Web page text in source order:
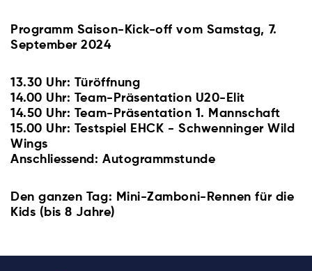
Programm Saison-Kick-off vom Samstag, 7.
September 2024
13.30 Uhr: Türöffnung
14.00 Uhr: Team-Präsentation U20-Elit
14.50 Uhr: Team-Präsentation 1. Mannschaft
15.00 Uhr: Testspiel EHCK - Schwenninger Wild
Wings
Anschliessend: Autogrammstunde
Den ganzen Tag: Mini-Zamboni-Rennen für die
Kids (bis 8 Jahre)